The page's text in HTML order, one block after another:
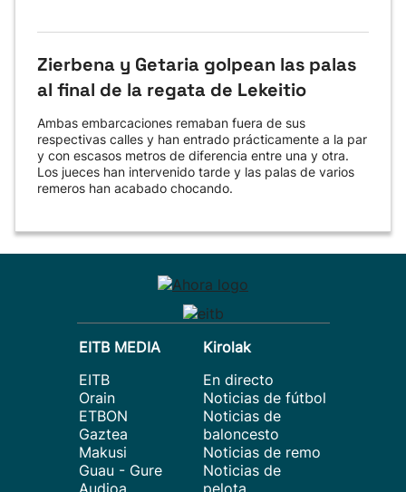
Zierbena y Getaria golpean las palas
al final de la regata de Lekeitio
Ambas embarcaciones remaban fuera de sus
respectivas calles y han entrado prácticamente a la par
y con escasos metros de diferencia entre una y otra.
Los jueces han intervenido tarde y las palas de varios
remeros han acabado chocando.
EITB MEDIA
EITB
Orain
ETBON
Gaztea
Makusi
Guau - Gure
Audioa
Kirolak
En directo
Noticias de fútbol
Noticias de
baloncesto
Noticias de remo
Noticias de
pelota